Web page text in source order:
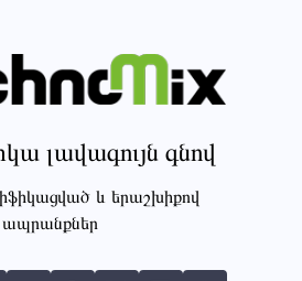
լավագույն գնով
և երաշխիքով
ապրանքներ